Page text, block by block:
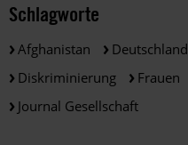
Schlagworte
Afghanistan Deutschland
Diskriminierung
Frauen
Journal Gesellschaft